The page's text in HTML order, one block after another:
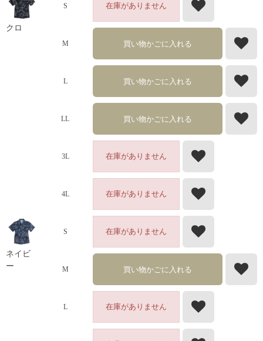
クロ
S 在庫がありません
M 買い物かごに入れる
L 買い物かごに入れる
LL 買い物かごに入れる
3L 在庫がありません
4L 在庫がありません
ネイビ
ー
S 在庫がありません
M 買い物かごに入れる
L 在庫がありません